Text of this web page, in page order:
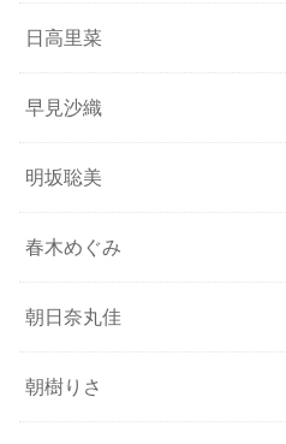
日高里菜
早見沙織
明坂聡美
春木めぐみ
朝日奈丸佳
朝樹りさ